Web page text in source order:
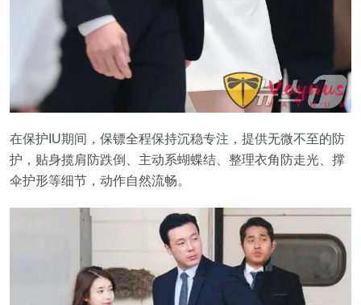
在保护IU期间，保镖全程保持沉稳专注，提供无微不至的防
护，贴身揽肩防跌倒、主动系蝴蝶结、整理衣角防走光、撑
伞护形等细节，动作自然流畅。